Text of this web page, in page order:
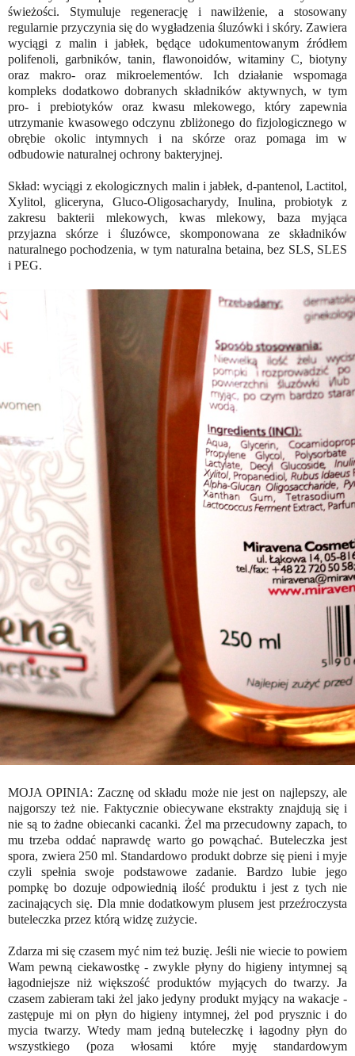
świeżości. Stymuluje regenerację i nawilżenie, a stosowany
regularnie przyczynia się do wygładzenia śluzówki i skóry. Zawiera
wyciągi z malin i jabłek, będące udokumentowanym źródłem
polifenoli, garbników, tanin, flawonoidów, witaminy C, biotyny
oraz makro- oraz mikroelementów. Ich działanie wspomaga
kompleks dodatkowo dobranych składników aktywnych, w tym
pro- i prebiotyków oraz kwasu mlekowego, który zapewnia
utrzymanie kwasowego odczynu zbliżonego do fizjologicznego w
obrębie okolic intymnych i na skórze oraz pomaga im w
odbudowie naturalnej ochrony bakteryjnej.
Skład: wyciągi z ekologicznych malin i jabłek, d-pantenol, Lactitol,
Xylitol, gliceryna, Gluco-Oligosacharydy, Inulina, probiotyk z
zakresu bakterii mlekowych, kwas mlekowy, baza myjąca
przyjazna skórze i śluzówce, skomponowana ze składników
naturalnego pochodzenia, w tym naturalna betaina, bez SLS, SLES
i PEG.
MOJA OPINIA: Zacznę od składu może nie jest on najlepszy, ale
najgorszy też nie. Faktycznie obiecywane ekstrakty znajdują się i
nie są to żadne obiecanki cacanki. Żel ma przecudowny zapach, to
mu trzeba oddać naprawdę warto go powąchać. Buteleczka jest
spora, zwiera 250 ml. Standardowo produkt dobrze się pieni i myje
czyli spełnia swoje podstawowe zadanie. Bardzo lubie jego
pompkę bo dozuje odpowiednią ilość produktu i jest z tych nie
zacinających się. Dla mnie dodatkowym plusem jest przeźroczysta
buteleczka przez którą widzę zużycie.
Zdarza mi się czasem myć nim też buzię. Jeśli nie wiecie to powiem
Wam pewną ciekawostkę - zwykle płyny do higieny intymnej są
łagodniejsze niż większość produktów myjących do twarzy. Ja
czasem zabieram taki żel jako jedyny produkt myjący na wakacje -
zastępuje mi on płyn do higieny intymnej, żel pod prysznic i do
mycia twarzy. Wtedy mam jedną buteleczkę i łagodny płyn do
wszystkiego (poza włosami które myję standardowym